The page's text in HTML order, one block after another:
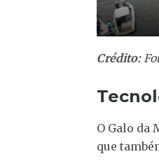
Crédito:
O Galo da
que